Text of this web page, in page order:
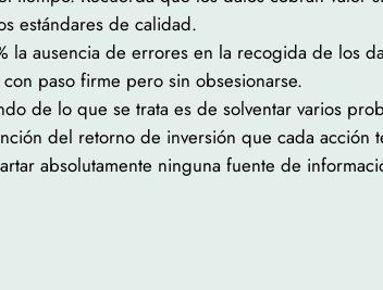
estándares de calidad.
la ausencia de errores en la recogida de los
paso firme pero sin obsesionarse.
de lo que se trata es de solventar varios
del retorno de inversión que cada acción
absolutamente ninguna fuente de